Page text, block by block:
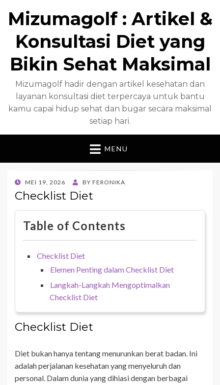
Mizumagolf : Artikel &
Konsultasi Diet yang
Bikin Sehat Maksimal
Mizumagolf hadir dengan artikel kesehatan dan
layanan konsultasi diet terpercaya untuk bantu
kamu capai hidup sehat dan bugar secara maksimal
setiap hari.
MENU
POSTED
ON
MEI 19, 2026 BY FERONIKA
Checklist Diet
Table of Contents
Checklist Diet
Elemen Penting dalam Checklist Diet
Langkah-Langkah Mengoptimalkan
Checklist Diet
Checklist Diet
Diet bukan hanya tentang menurunkan berat badan. Ini
adalah perjalanan kesehatan yang menyeluruh dan
personal. Dalam dunia yang dihiasi dengan berbagai